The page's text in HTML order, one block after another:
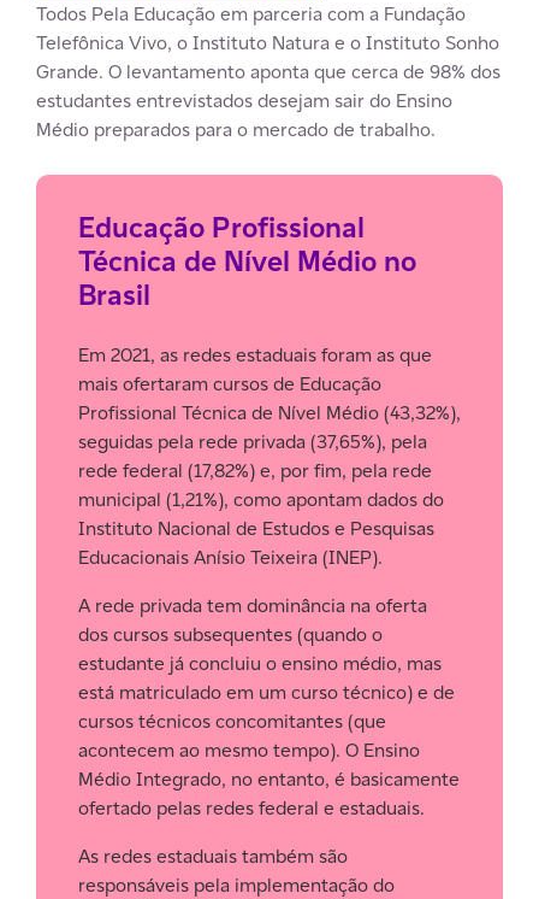
Todos Pela Educação em parceria com a Fundação
Telefônica Vivo, o Instituto Natura e o Instituto Sonho
Grande. O levantamento aponta que cerca de 98% dos
estudantes entrevistados desejam sair do Ensino
Médio preparados para o mercado de trabalho.
Educação Profissional
Técnica de Nível Médio no
Brasil
Em 2021, as redes estaduais foram as que
mais ofertaram cursos de Educação
Profissional Técnica de Nível Médio (43,32%),
seguidas pela rede privada (37,65%), pela
rede federal (17,82%) e, por fim, pela rede
municipal (1,21%), como apontam dados do
Instituto Nacional de Estudos e Pesquisas
Educacionais Anísio Teixeira (INEP).
A rede privada tem dominância na oferta
dos cursos subsequentes (quando o
estudante já concluiu o ensino médio, mas
está matriculado em um curso técnico) e de
cursos técnicos concomitantes (que
acontecem ao mesmo tempo). O Ensino
Médio Integrado, no entanto, é basicamente
ofertado pelas redes federal e estaduais.
As redes estaduais também são
responsáveis pela implementação do